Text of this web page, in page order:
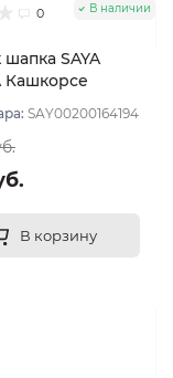
0 В наличии
SAYA
Кашкорсе
SAY00200164194
В корзину